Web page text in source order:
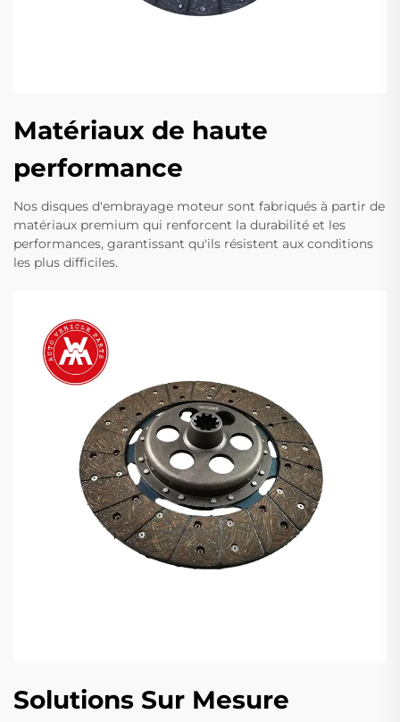
Matériaux de haute
performance
Nos disques d'embrayage moteur sont fabriqués à partir de
matériaux premium qui renforcent la durabilité et les
performances, garantissant qu'ils résistent aux conditions
les plus difficiles.
Solutions Sur Mesure